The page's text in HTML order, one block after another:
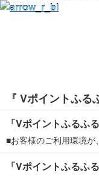
『 Vポイントふ
「Vポイントふるふ
■お客様のご利用環境が
「Vポイントふるふ